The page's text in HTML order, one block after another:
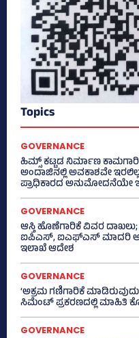
Topics
GOVERNANCE
ಹಿಮ್ಸ್‌ ಕಟ್ಟಡ ನಿರ್ಮಾಣ
ಅಂದಾಜಿನಲ್ಲಿ ಅವಕಾಶವೇ
ಪ್ರಾಧಿಕಾರದ ಅನುಮೋದನೆಯೇ
GOVERNANCE
ಆಸ್ತಿ ಹೊಣೆಗಾರಿಕೆ ವಿವರ
ಐಪಿಎಸ್‌, ಐಎಫ್‌ಎಸ್‌ ಮಾದರಿ
ಇಲಾಖೆ ಆದೇಶ
GOVERNANCE
‘ಅಕ್ರಮ ಗಣಿಗಾರಿಕೆ
ಸಿಮೆಂಟ್ ಪ್ರಕರಣದಲ್ಲಿ ಮಾಹಿತಿ
GOVERNANCE